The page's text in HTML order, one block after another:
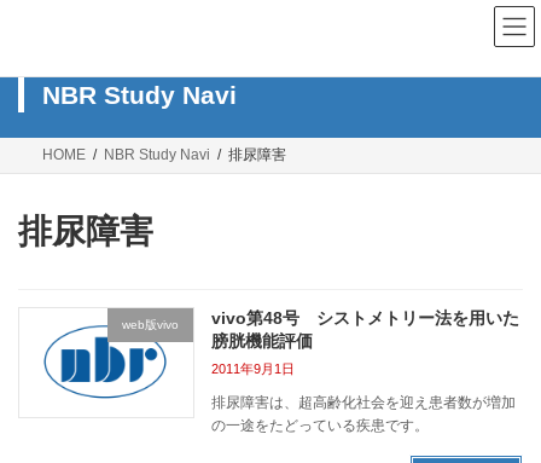
ン
ス
ー
ン
NBR Study Navi
HOME NBR Study Navi 排尿障害
排尿障害
web版vivo
vivo第48号 シストメトリー法を用いた
膀胱機能評価
2011年9月1日
排尿障害は、超高齢化社会を迎え患者数が増加
の一途をたどっている疾患です。